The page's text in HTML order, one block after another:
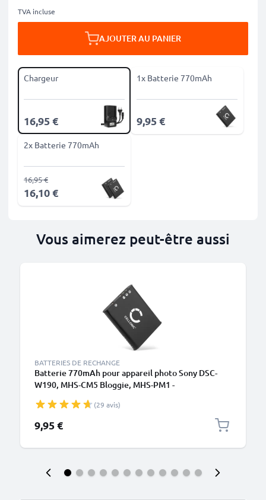
TVA incluse
AJOUTER AU PANIER
Chargeur
16,95 €
1x Batterie 770mAh
9,95 €
2x Batterie 770mAh
16,10 €
16,95 €
Vous aimerez peut-être aussi
BATTERIES DE RECHANGE
Batterie 770mAh pour appareil photo Sony DSC-
W190, MHS-CM5 Bloggie, MHS-PM1 -
(29 avis)
9,95 €